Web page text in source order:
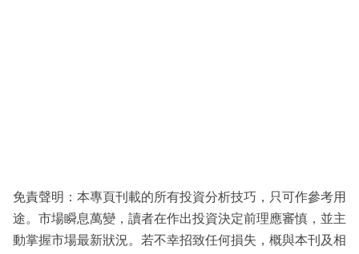
免責聲明：本專頁刊載的所有投資分析技巧，只可作參考用
途。市場瞬息萬變，讀者在作出投資決定前理應審慎，並主
動掌握市場最新狀況。若不幸招致任何損失，概與本刊及相